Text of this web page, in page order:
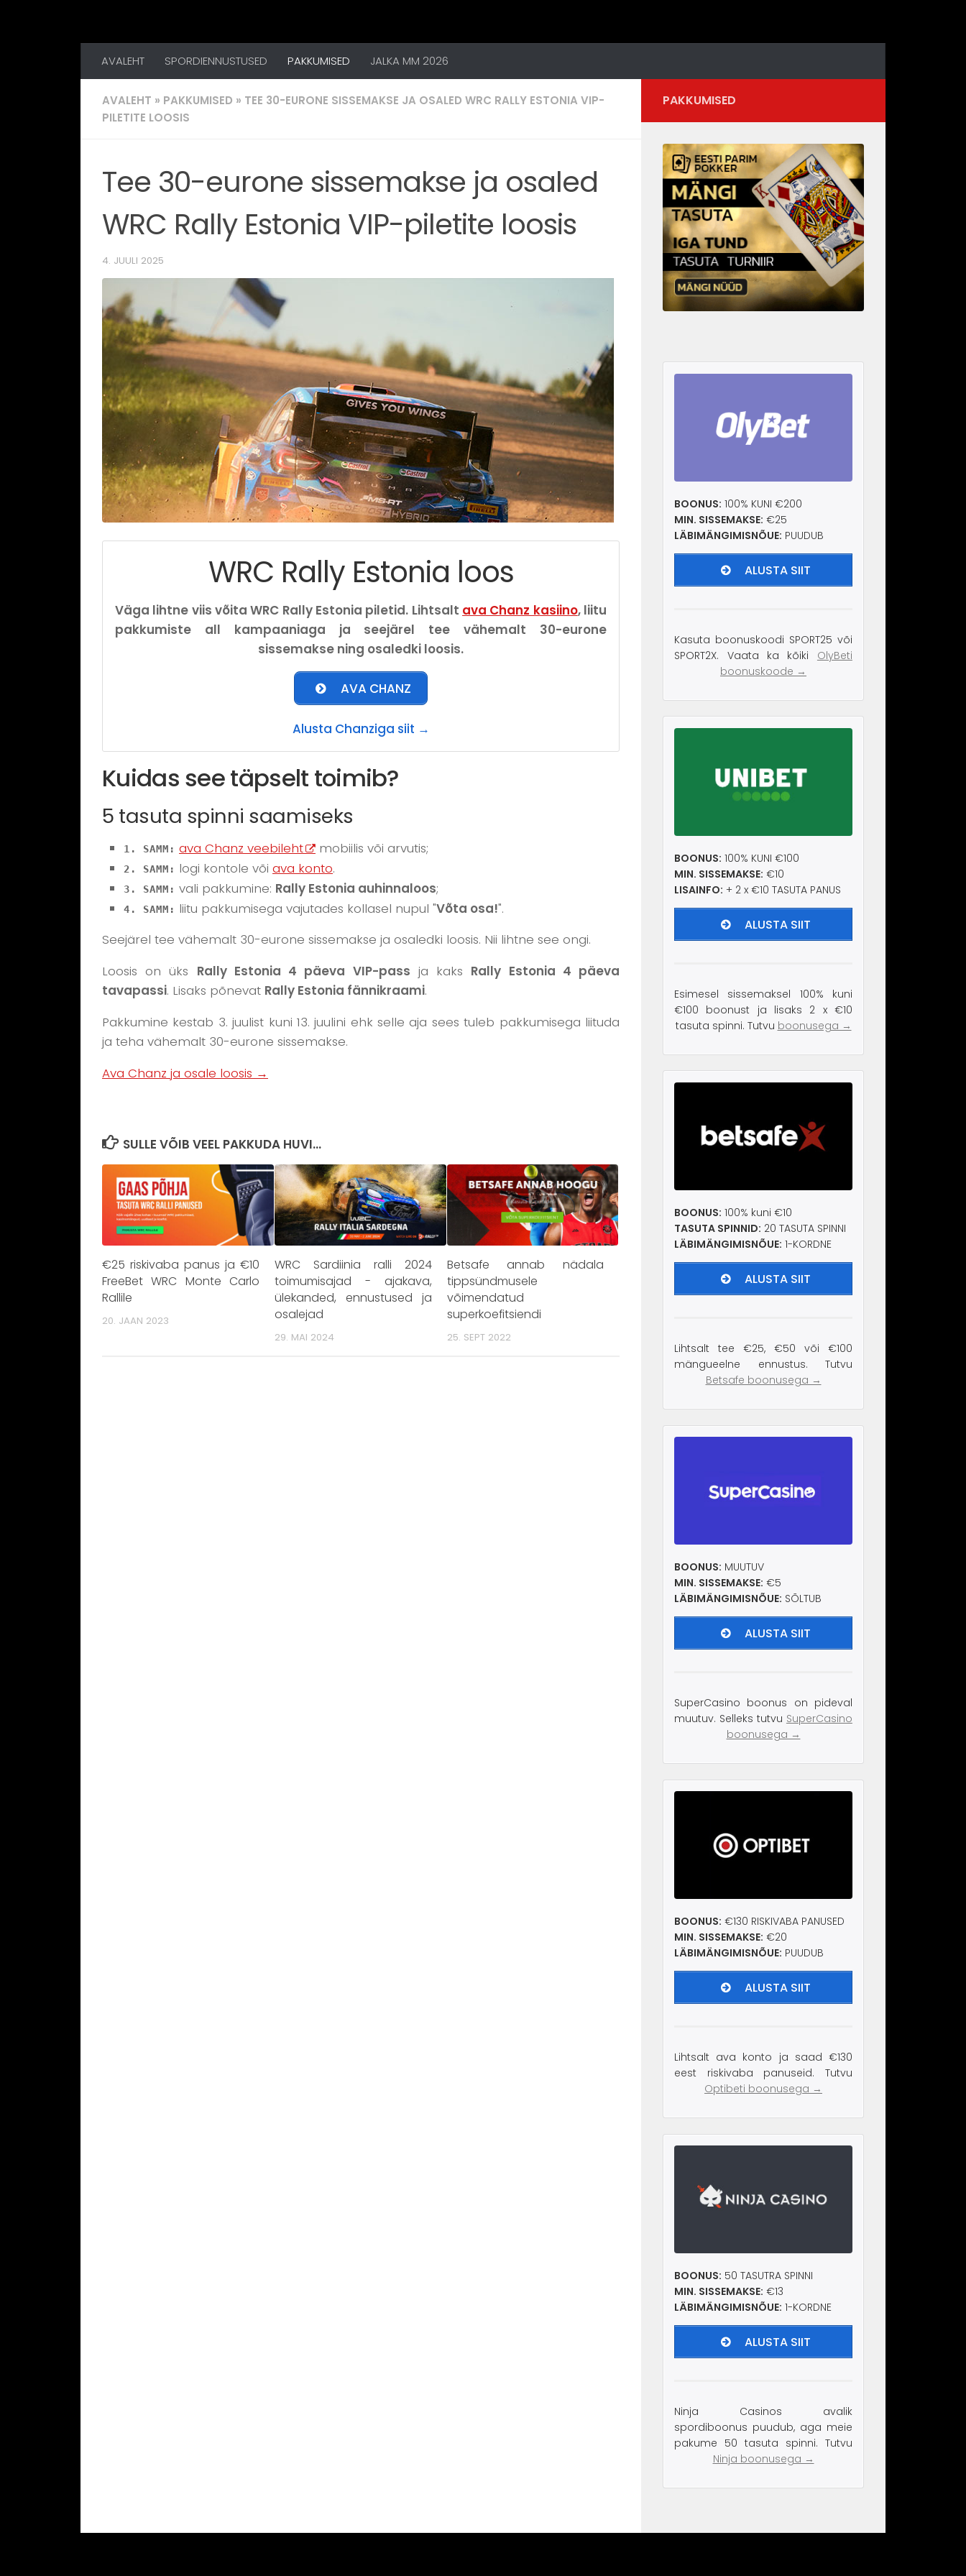
AVALEHT SPORDIENNUSTUSED PAKKUMISED JALKA MM 2026
AVALEHT » PAKKUMISED » TEE 30-EURONE SISSEMAKSE JA OSALED WRC RALLY ESTONIA VIP-
PILETITE LOOSIS
Tee 30-eurone sissemakse ja osaled
WRC Rally Estonia VIP-piletite loosis
4. JUULI 2025
WRC Rally Estonia loos
Väga lihtne viis võita WRC Rally Estonia piletid. Lihtsalt ava Chanz kasiino, liitu
pakkumiste all kampaaniaga ja seejärel tee vähemalt 30-eurone
sissemakse ning osaledki loosis.
AVA CHANZ
Alusta Chanziga siit →
Kuidas see täpselt toimib?
5 tasuta spinni saamiseks
1. SAMM: ava Chanz veebileht mobiilis või arvutis;
2. SAMM: logi kontole või ava konto.
3. SAMM: vali pakkumine: Rally Estonia auhinnaloos;
4. SAMM: liitu pakkumisega vajutades kollasel nupul "Võta osa!".
Seejärel tee vähemalt 30-eurone sissemakse ja osaledki loosis. Nii lihtne see ongi.
Loosis on üks Rally Estonia 4 päeva VIP-pass ja kaks Rally Estonia 4 päeva
tavapassi. Lisaks põnevat Rally Estonia fännikraami.
Pakkumine kestab 3. juulist kuni 13. juulini ehk selle aja sees tuleb pakkumisega liituda
ja teha vähemalt 30-eurone sissemakse.
Ava Chanz ja osale loosis →
SULLE VÕIB VEEL PAKKUDA HUVI...
€25 riskivaba panus ja €10
FreeBet WRC Monte Carlo
Rallile
20. JAAN 2023
WRC Sardiinia ralli 2024
toimumisajad - ajakava,
ülekanded, ennustused ja
osalejad
29. MAI 2024
Betsafe annab nädala
tippsündmusele
võimendatud
superkoefitsiendi
25. SEPT 2022
PAKKUMISED
BOONUS: 100% KUNI €200
MIN. SISSEMAKSE: €25
LÄBIMÄNGIMISNÕUE: PUUDUB
ALUSTA SIIT
Kasuta boonuskoodi SPORT25 või
SPORT2X. Vaata ka kõiki OlyBeti
boonuskoode →
BOONUS: 100% KUNI €100
MIN. SISSEMAKSE: €10
LISAINFO: + 2 x €10 TASUTA PANUS
ALUSTA SIIT
Esimesel sissemaksel 100% kuni
€100 boonust ja lisaks 2 x €10
tasuta spinni. Tutvu boonusega →
BOONUS: 100% kuni €10
TASUTA SPINNID: 20 TASUTA SPINNI
LÄBIMÄNGIMISNÕUE: 1-KORDNE
ALUSTA SIIT
Lihtsalt tee €25, €50 või €100
mängueelne ennustus. Tutvu
Betsafe boonusega →
BOONUS: MUUTUV
MIN. SISSEMAKSE: €5
LÄBIMÄNGIMISNÕUE: SÕLTUB
ALUSTA SIIT
SuperCasino boonus on pideval
muutuv. Selleks tutvu SuperCasino
boonusega →
BOONUS: €130 RISKIVABA PANUSED
MIN. SISSEMAKSE: €20
LÄBIMÄNGIMISNÕUE: PUUDUB
ALUSTA SIIT
Lihtsalt ava konto ja saad €130
eest riskivaba panuseid. Tutvu
Optibeti boonusega →
BOONUS: 50 TASUTRA SPINNI
MIN. SISSEMAKSE: €13
LÄBIMÄNGIMISNÕUE: 1-KORDNE
ALUSTA SIIT
Ninja Casinos avalik
spordiboonus puudub, aga meie
pakume 50 tasuta spinni. Tutvu
Ninja boonusega →